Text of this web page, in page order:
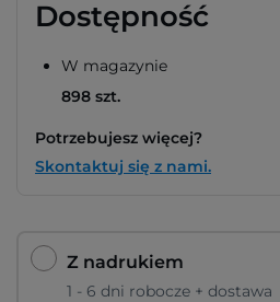
Dostępność
W magazynie
898 szt.
Potrzebujesz więcej?
Skontaktuj się z nami.
Z nadrukiem
1 - 6 dni robocze + dostawa